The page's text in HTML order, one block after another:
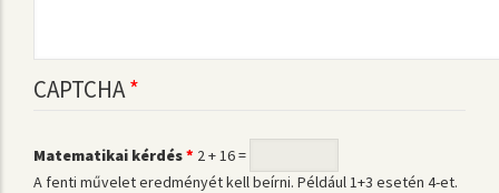
CAPTCHA
Matematikai kérdés
2 + 16 =
A fenti művelet eredményét kell beírni. Például 1+3 esetén 4-et.